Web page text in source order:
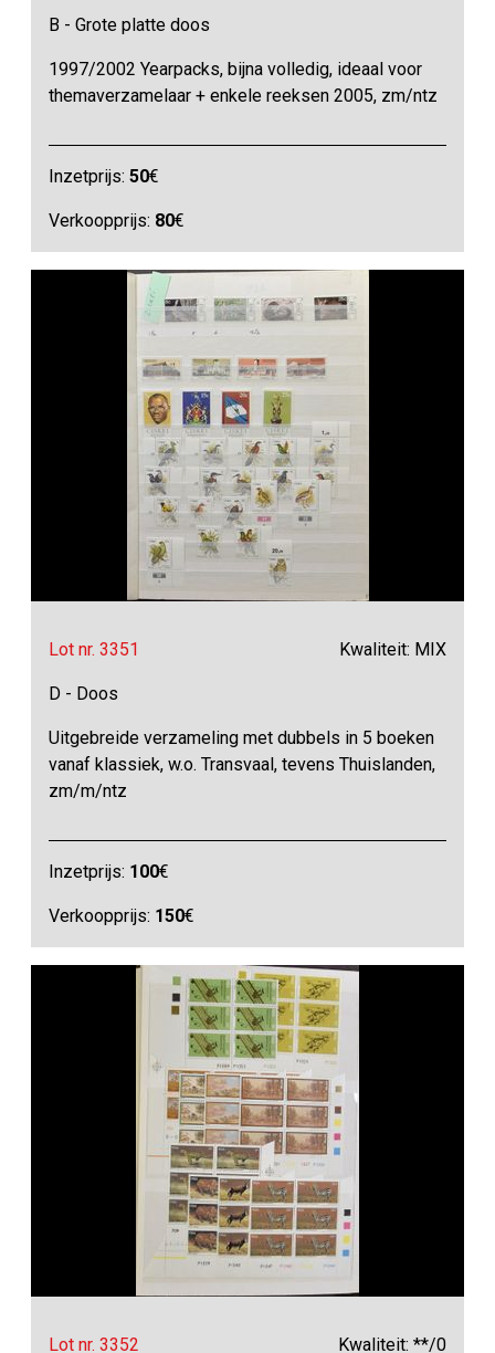
B - Grote platte doos
1997/2002 Yearpacks, bijna volledig, ideaal voor
themaverzamelaar + enkele reeksen 2005, zm/ntz
Inzetprijs:50€
Verkoopprijs: 80€
Lot nr. 3351 Kwaliteit: MIX
D - Doos
Uitgebreide verzameling met dubbels in 5 boeken
vanaf klassiek, w.o. Transvaal, tevens Thuislanden,
zm/m/ntz
Inzetprijs: 100€
Verkoopprijs: 150€
Lot nr. 3352 Kwaliteit: **/0